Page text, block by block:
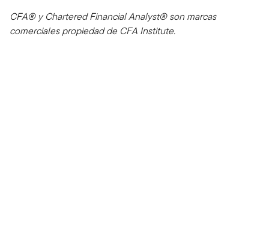
CFA® y Chartered Financial Analyst® son marcas
comerciales propiedad de CFA Institute.